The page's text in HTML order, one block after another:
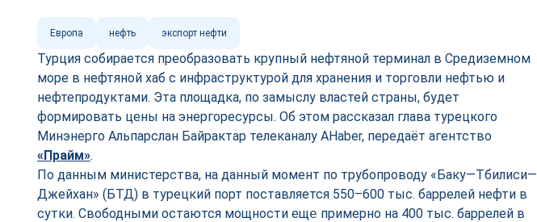
Европа нефть экспорт нефти
Турция собирается преобразовать крупный нефтяной терминал в Средиземном
море в нефтяной хаб с инфраструктурой для хранения и торговли нефтью и
нефтепродуктами. Эта площадка, по замыслу властей страны, будет
формировать цены на энергоресурсы. Об этом рассказал глава турецкого
Минэнерго Альпарслан Байрактар телеканалу AHaber, передаёт агентство
«Прайм».
По данным министерства, на данный момент по трубопроводу «Баку—Тбилиси—
Джейхан» (БТД) в турецкий порт поставляется 550–600 тыс. баррелей нефти в
сутки. Свободными остаются мощности еще примерно на 400 тыс. баррелей в